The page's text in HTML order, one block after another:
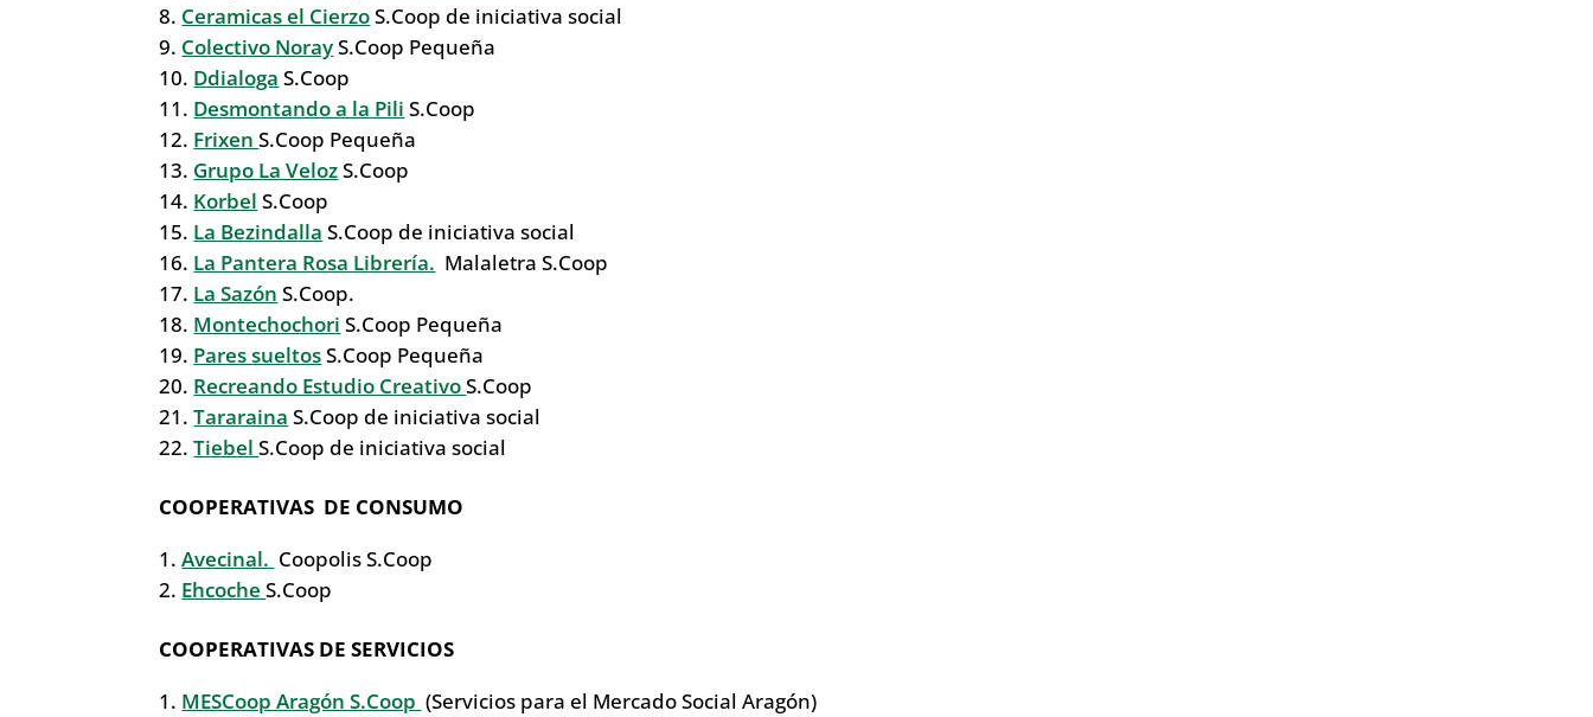
Ceramicas el CierzoS.Coop de iniciativa social
Colectivo NorayS.Coop Pequeña
Ddialoga S.Coop
Desmontando a la Pili S.Coop
FrixenS.Coop Pequeña
Grupo La VelozS.Coop
Korbel S.Coop
La Bezindalla S.Coop de iniciativa social
La Pantera Rosa Librería. Malaletra S.Coop
La Sazón S.Coop.
Montechochori S.Coop Pequeña
Pares sueltosS.Coop Pequeña
Recreando Estudio CreativoS.Coop
Tararaina S.Coop de iniciativa social
TiebelS.Coop de iniciativa social
COOPERATIVAS DE CONSUMO
Avecinal. Coopolis S.Coop
EhcocheS.Coop
COOPERATIVAS DE SERVICIOS
MESCoop Aragón S.Coop (Servicios para el Mercado Social Aragón)